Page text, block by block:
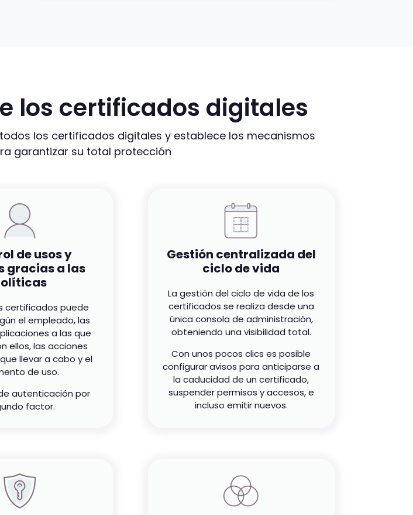
los certificados digitales
los certificados digitales y establece los mecanismos
garantizar su total protección
de usos y
gracias a las
certificados puede
el empleado, las
a las que
ellos, las acciones
llevar a cabo y el
de uso.
autenticación por
factor.
Gestión centralizada del
ciclo de vida
La gestión del ciclo de vida de los
certificados se realiza desde una
única consola de administración,
obteniendo una visibilidad total.
Con unos pocos clics es posible
configurar avisos para anticiparse a
la caducidad de un certificado,
suspender permisos y accesos, e
incluso emitir nuevos.